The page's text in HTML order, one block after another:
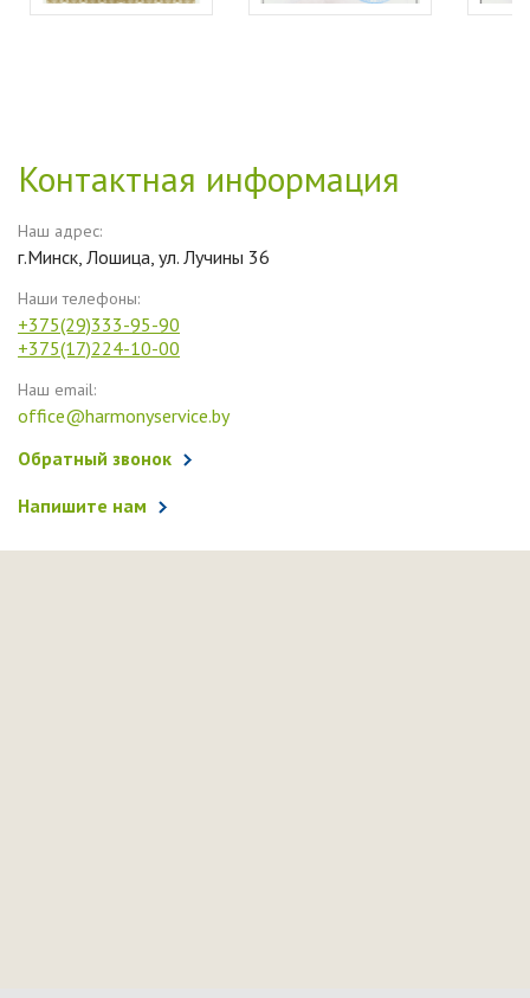
Контактная информация
Наш адрес:
г.Минск, Лошица, ул. Лучины 36
Наши телефоны:
+375(29)333-95-90
+375(17)224-10-00
Наш email:
office@harmonyservice.by
Обратный звонок
Напишите нам